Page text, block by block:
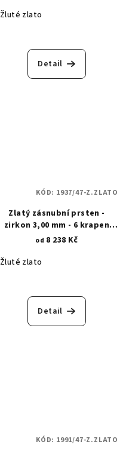
Žluté zlato
Detail
Zlatý zásnubní prsten -
zirkon 3,00 mm - 6 krapen
1937
od 8 238 Kč
Žluté zlato
Detail
KÓD: 1937/47-Z.ZLATO
KÓD: 1991/47-Z.ZLATO